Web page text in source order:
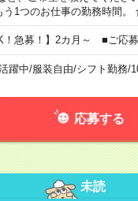
1つのお仕事の勤務時間。
！急募！】2カ月～ ■ご応
躍中/服装自由/シフト勤務/
応募する
未読